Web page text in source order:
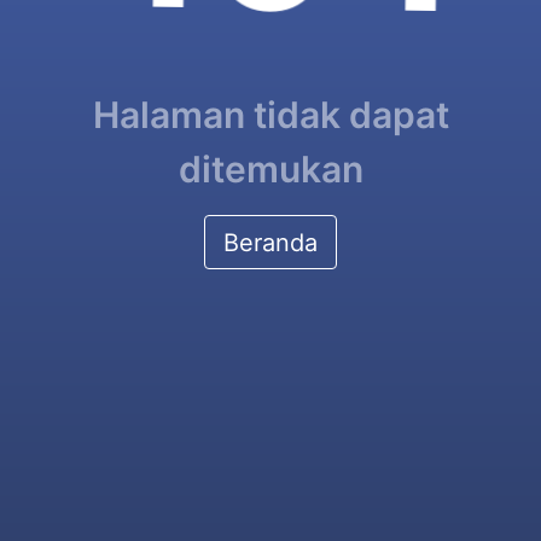
Halaman tidak dapat
ditemukan
Beranda